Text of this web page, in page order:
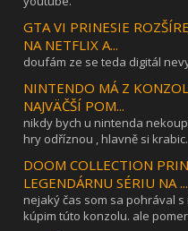
GTA VI PRINESIE
NA NETFLIX A...
doufám ze se teda digitál
NINTENDO MÁ Z
NAJVÄČŠÍ POM...
nikdy bych u nintenda
hry odříznou , hlavně si
DOOM COLLECTION
LEGENDÁRNU SÉRIU NA ...
nejaký čas som sa pohrával s
kúpim túto konzolu. ale